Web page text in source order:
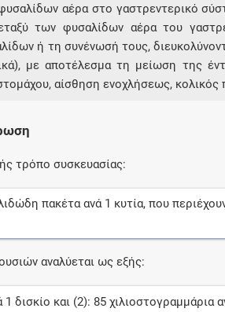
αέρα στο γαστρεντερικό
των φυσαλίδων αέρα του
ή τη συνένωσή τους,
με αποτέλεσμα τη μείωση της
αίσθηση ενοχλήσεως, κολικός
τρόπο συσκευασίας:
πακέταανά 1 κυτία, που
αναλύεται ως εξής:
1 δισκίο και (2): 85 χιλιοστογραμμάρια